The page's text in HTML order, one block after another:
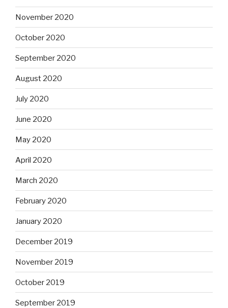
November 2020
October 2020
September 2020
August 2020
July 2020
June 2020
May 2020
April 2020
March 2020
February 2020
January 2020
December 2019
November 2019
October 2019
September 2019